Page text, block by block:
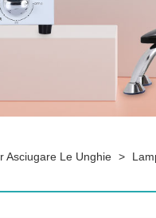
Asciugare Le Unghie >